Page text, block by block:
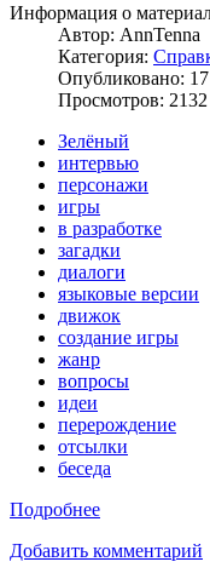
Информация о
Автор: AnnTenna
Категория:
Опубликовано: 17
Просмотров: 2132
Зелёный
интервью
персонажи
игры
в разработке
загадки
диалоги
языковые версии
движок
создание игры
жанр
вопросы
идеи
перерождение
отсылки
беседа
Подробнее
Добавить комментарий